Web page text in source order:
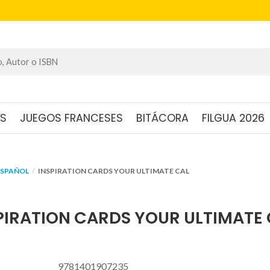
JUEGOS FRANCESES BITÁCORA FILGUA 2026
INSPIRATION CARDS YOUR ULTIMATE CAL
CARDS YOUR ULTIMATE
9781401907235